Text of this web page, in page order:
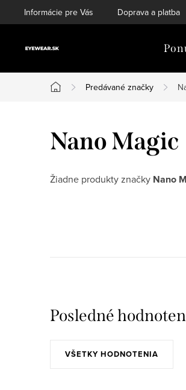
na
Informácie pre Vás Doprava a platba
Domov
Predávané značky
Nano Magic
Žiadne produkty značky Nano
Posledné
VŠETKY HODNOTENIA